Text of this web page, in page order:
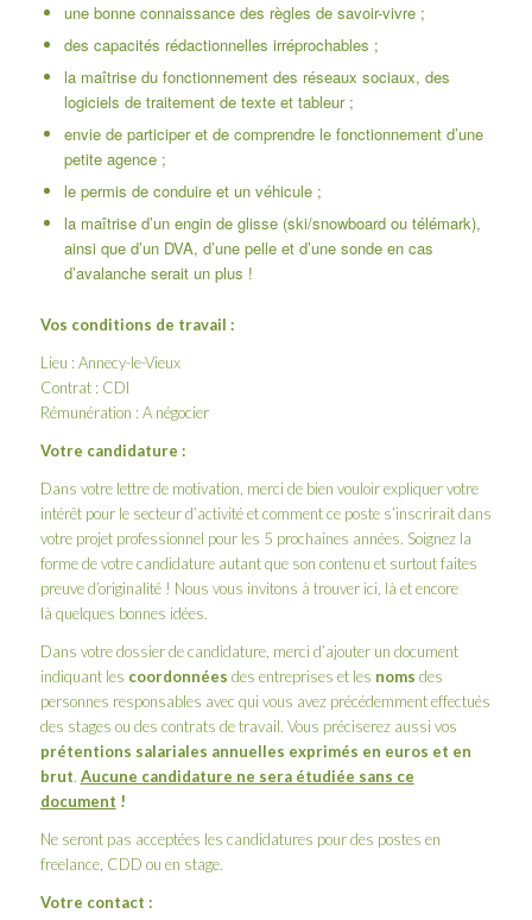
une bonne connaissance des règles de savoir-vivre ;
des capacités rédactionnelles irréprochables ;
la maîtrise du fonctionnement des réseaux sociaux, des
logiciels de traitement de texte et tableur ;
envie de participer et de comprendre le fonctionnement d’une
petite agence ;
le permis de conduire et un véhicule ;
la maîtrise d’un engin de glisse (ski/snowboard ou télémark),
ainsi que d’un DVA, d’une pelle et d’une sonde en cas
d’avalanche serait un plus !
Vos conditions de travail :
Lieu : Annecy-le-Vieux
Contrat : CDI
Rémunération : A négocier
Votre candidature :
Dans votre lettre de motivation, merci de bien vouloir expliquer votre
intérêt pour le secteur d’activité et comment ce poste s’inscrirait dans
votre projet professionnel pour les 5 prochaines années. Soignez la
forme de votre candidature autant que son contenu et surtout faites
preuve d’originalité ! Nous vous invitons à trouver ici, là etencore
là quelques bonnes idées.
Dans votre dossier de candidature, merci d’ajouter un document
indiquant les coordonnées des entreprises et les noms des
personnes responsables avec qui vous avez précédemment effectués
des stages ou des contrats de travail. Vous préciserez aussi vos
prétentions salariales annuelles exprimés en euros et en
brut. Aucune candidature ne sera étudiée sans ce
document !
Ne seront pas acceptées les candidatures pour des postes en
freelance, CDD ou en stage.
Votre contact :